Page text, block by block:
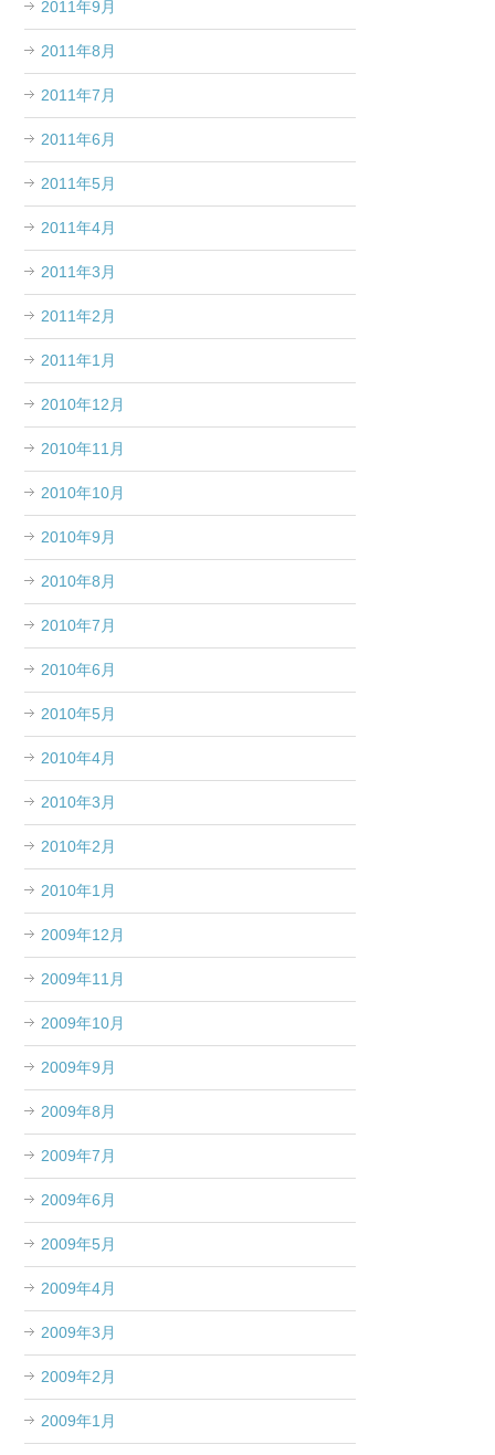
2011年9月
2011年8月
2011年7月
2011年6月
2011年5月
2011年4月
2011年3月
2011年2月
2011年1月
2010年12月
2010年11月
2010年10月
2010年9月
2010年8月
2010年7月
2010年6月
2010年5月
2010年4月
2010年3月
2010年2月
2010年1月
2009年12月
2009年11月
2009年10月
2009年9月
2009年8月
2009年7月
2009年6月
2009年5月
2009年4月
2009年3月
2009年2月
2009年1月